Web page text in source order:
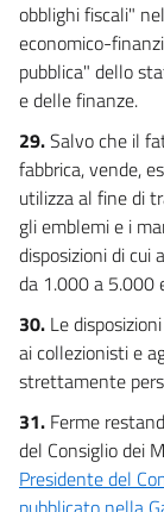
obblighi fiscali"
economico-
pubblica" dello
e delle finanze.
29.Salvo che il
fabbrica, vende,
utilizza al fine di
gli emblemi e i
disposizioni di cui
da 1.000 a 5.000
30. Le
ai collezionisti e
strettamente
31. Ferme
del Consiglio dei
Presidente del